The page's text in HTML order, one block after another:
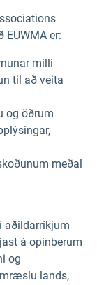
EUWMA er:
milli
til að veita
og öðrum
meðal
aðildarríkjum
á opinberum
og
lands,